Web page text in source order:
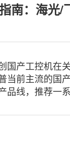
南：海光
产工控机在
当前主流的国
线，推荐一